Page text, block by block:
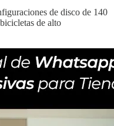
de disco de 140
de alto